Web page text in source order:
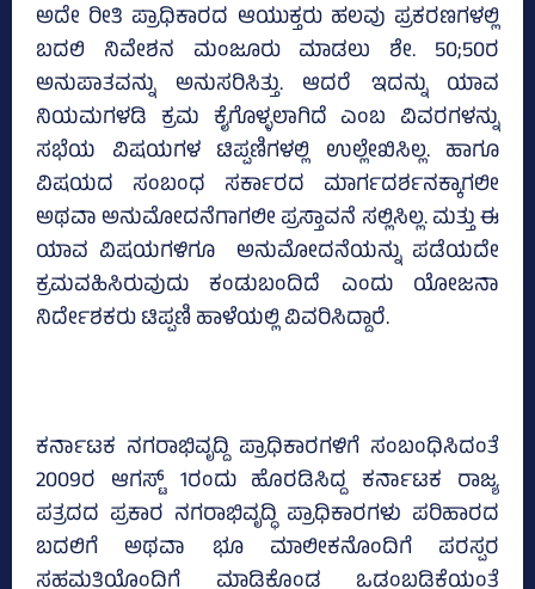
ಅದೇ ರೀತಿ ಪ್ರಾಧಿಕಾರದ ಆಯುಕ್ತರು ಹಲವು ಪ್ರಕರಣಗಳಲ್ಲಿ
ಬದಲಿ ನಿವೇಶನ ಮಂಜೂರು ಮಾಡಲು ಶೇ. 50;50ರ
ಅನುಪಾತವನ್ನು ಅನುಸರಿಸಿತ್ತು. ಆದರೆ ಇದನ್ನು ಯಾವ
ನಿಯಮಗಳಡಿ ಕ್ರಮ ಕೈಗೊಳ್ಳಲಾಗಿದೆ ಎಂಬ ವಿವರಗಳನ್ನು
ಸಭೆಯ ವಿಷಯಗಳ ಟಿಪ್ಪಣಿಗಳಲ್ಲಿ ಉಲ್ಲೇಖಿಸಿಲ್ಲ. ಹಾಗೂ
ವಿಷಯದ ಸಂಬಂಧ ಸರ್ಕಾರದ ಮಾರ್ಗದರ್ಶನಕ್ಕಾಗಲೀ
ಅಥವಾ ಅನುಮೋದನೆಗಾಗಲೀ ಪ್ರಸ್ತಾವನೆ ಸಲ್ಲಿಸಿಲ್ಲ. ಮತ್ತು ಈ
ಯಾವ ವಿಷಯಗಳಿಗೂ ಅನುಮೋದನೆಯನ್ನು ಪಡೆಯದೇ
ಕ್ರಮವಹಿಸಿರುವುದು ಕಂಡುಬಂದಿದೆ ಎಂದು ಯೋಜನಾ
ನಿರ್ದೇಶಕರು ಟಿಪ್ಪಣಿ ಹಾಳೆಯಲ್ಲಿ ವಿವರಿಸಿದ್ದಾರೆ.
ಕರ್ನಾಟಕ ನಗರಾಭಿವೃದ್ದಿ ಪ್ರಾಧಿಕಾರಗಳಿಗೆ ಸಂಬಂಧಿಸಿದಂತೆ
2009ರ ಆಗಸ್ಟ್‌ 1ರಂದು ಹೊರಡಿಸಿದ್ದ ಕರ್ನಾಟಕ ರಾಜ್ಯ
ಪತ್ರದದ ಪ್ರಕಾರ ನಗರಾಭಿವೃದ್ಧಿ ಪ್ರಾಧಿಕಾರಗಳು ಪರಿಹಾರದ
ಬದಲಿಗೆ ಅಥವಾ ಭೂ ಮಾಲೀಕನೊಂದಿಗೆ ಪರಸ್ಪರ